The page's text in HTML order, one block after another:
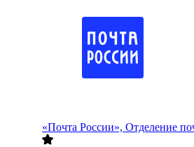
«Почта России», Отделение